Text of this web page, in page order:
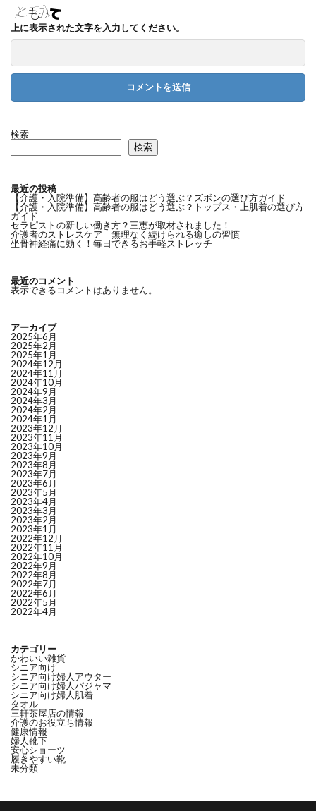
上に表示された文字を入力してください。
検索
検索
最近の投稿
【介護・入院準備】高齢者の服はどう選ぶ？ズボンの選び方ガイド
【介護・入院準備】高齢者の服はどう選ぶ？トップス・上肌着の選び方
ガイド
セラピストの新しい働き方？三恵が取材されました！
介護者のストレスケア｜無理なく続けられる癒しの習慣
坐骨神経痛に効く！毎日できるお手軽ストレッチ
最近のコメント
表示できるコメントはありません。
アーカイブ
2025年6月
2025年2月
2025年1月
2024年12月
2024年11月
2024年10月
2024年9月
2024年3月
2024年2月
2024年1月
2023年12月
2023年11月
2023年10月
2023年9月
2023年8月
2023年7月
2023年6月
2023年5月
2023年4月
2023年3月
2023年2月
2023年1月
2022年12月
2022年11月
2022年10月
2022年9月
2022年8月
2022年7月
2022年6月
2022年5月
2022年4月
カテゴリー
かわいい雑貨
シニア向け
シニア向け婦人アウター
シニア向け婦人パジャマ
シニア向け婦人肌着
タオル
三軒茶屋店の情報
介護のお役立ち情報
健康情報
婦人靴下
安心ショーツ
履きやすい靴
未分類